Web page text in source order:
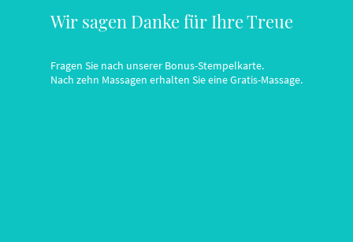
Wir sagen Danke für Ihre Treue
Fragen Sie nach unserer Bonus-Stempelkarte.
Nach zehn Massagen erhalten Sie eine Gratis-Massage.